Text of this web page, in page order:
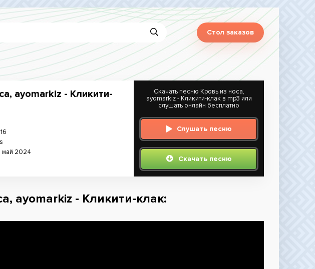
Стол заказов
ayomarkiz - Кликити-
май 2024
Скачать песню Кровь из носа,
ayomarkiz - Кликити-клак в mp3 или
слушать онлайн бесплатно
Слушать песню
Скачать песню
ayomarkiz - Кликити-клак: